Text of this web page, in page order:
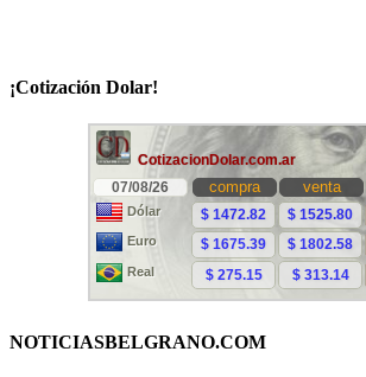
¡Cotización Dolar!
NOTICIASBELGRANO.COM